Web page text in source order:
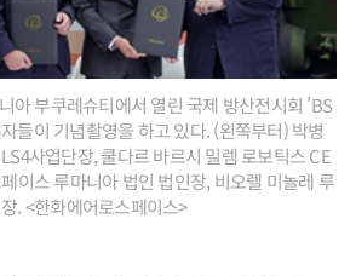
아 부쿠레슈티에서 열린 국제 방산전시회 'BS
들이 기념촬영을 하고 있다. (왼쪽부터) 박병
사업단장, 쿨다르 바르시 밀렘 로보틱스 CE
이스 루마니아 법인 법인장, 비오렐 미놀레 루
. <한화에어로스페이스>